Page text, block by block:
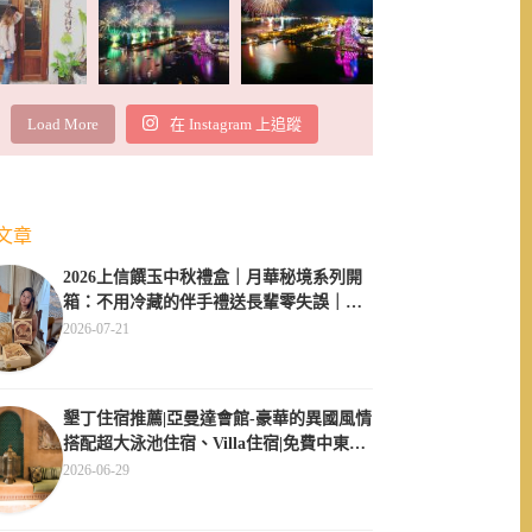
Load More 在 Instagram 上追蹤
章
2026上信饌玉中秋禮盒｜月華秘境系列開
箱：不用冷藏的伴手禮送長輩零失誤｜素
食伴手禮推薦
2026-07-21
墾丁住宿推薦|亞曼達會館-豪華的異國風情
搭配超大泳池住宿、Villa住宿|免費中東服
飾體驗
2026-06-29